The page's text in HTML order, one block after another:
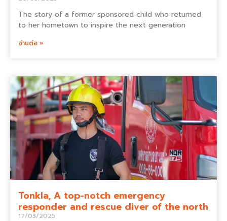
The story of a former sponsored child who returned
to her hometown to inspire the next generation
อ่านต่อ »
Tonkla, A top-notch emergency
responder and rescue diver of the north
17/03/2025